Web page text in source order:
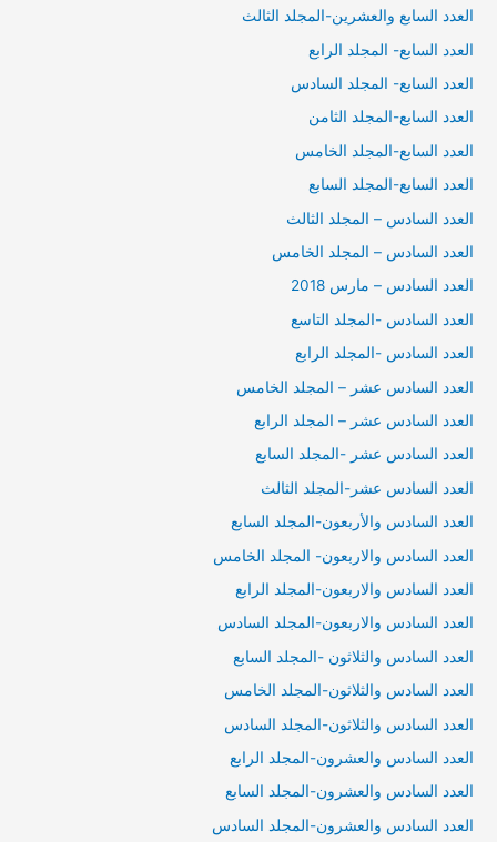
العدد السابع والعشرين-المجلد الثالث
العدد السابع- المجلد الرابع
العدد السابع- المجلد السادس
العدد السابع-المجلد الثامن
العدد السابع-المجلد الخامس
العدد السابع-المجلد السابع
العدد السادس – المجلد الثالث
العدد السادس – المجلد الخامس
العدد السادس – مارس 2018
العدد السادس -المجلد التاسع
العدد السادس -المجلد الرابع
العدد السادس عشر – المجلد الخامس
العدد السادس عشر – المجلد الرابع
العدد السادس عشر -المجلد السابع
العدد السادس عشر-المجلد الثالث
العدد السادس والأربعون-المجلد السابع
العدد السادس والاربعون- المجلد الخامس
العدد السادس والاربعون-المجلد الرابع
العدد السادس والاربعون-المجلد السادس
العدد السادس والثلاثون -المجلد السابع
العدد السادس والثلاثون-المجلد الخامس
العدد السادس والثلاثون-المجلد السادس
العدد السادس والعشرون-المجلد الرابع
العدد السادس والعشرون-المجلد السابع
العدد السادس والعشرون-المجلد السادس